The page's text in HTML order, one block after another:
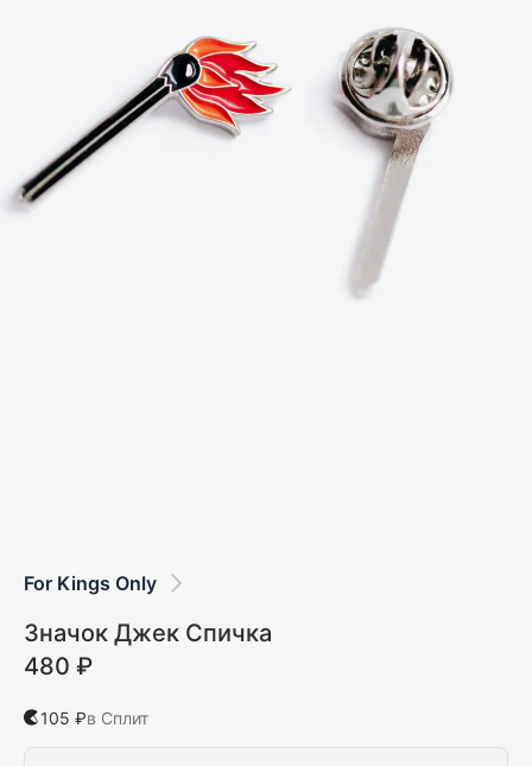
For Kings Only
Значок Джек Спичка
480 ₽
105 ₽в Сплит